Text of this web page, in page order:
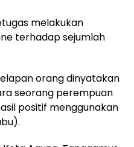
melakukan
terhadap sejumlah
orang dinyatakan
seorang perempuan
positif menggunakan